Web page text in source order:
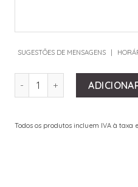
SUGESTÕES DE MENSAGENS |
QUANTIDADE DE JARRA
Todos os produtos incluem IVA à taxa